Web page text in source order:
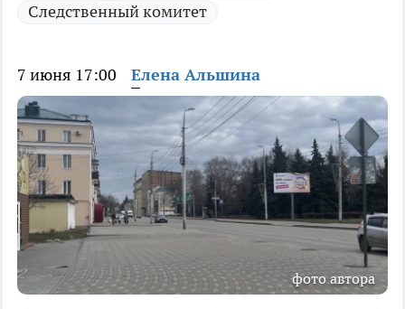
Следственный комитет
7 июня 17:00 Елена Альшина
фото автора